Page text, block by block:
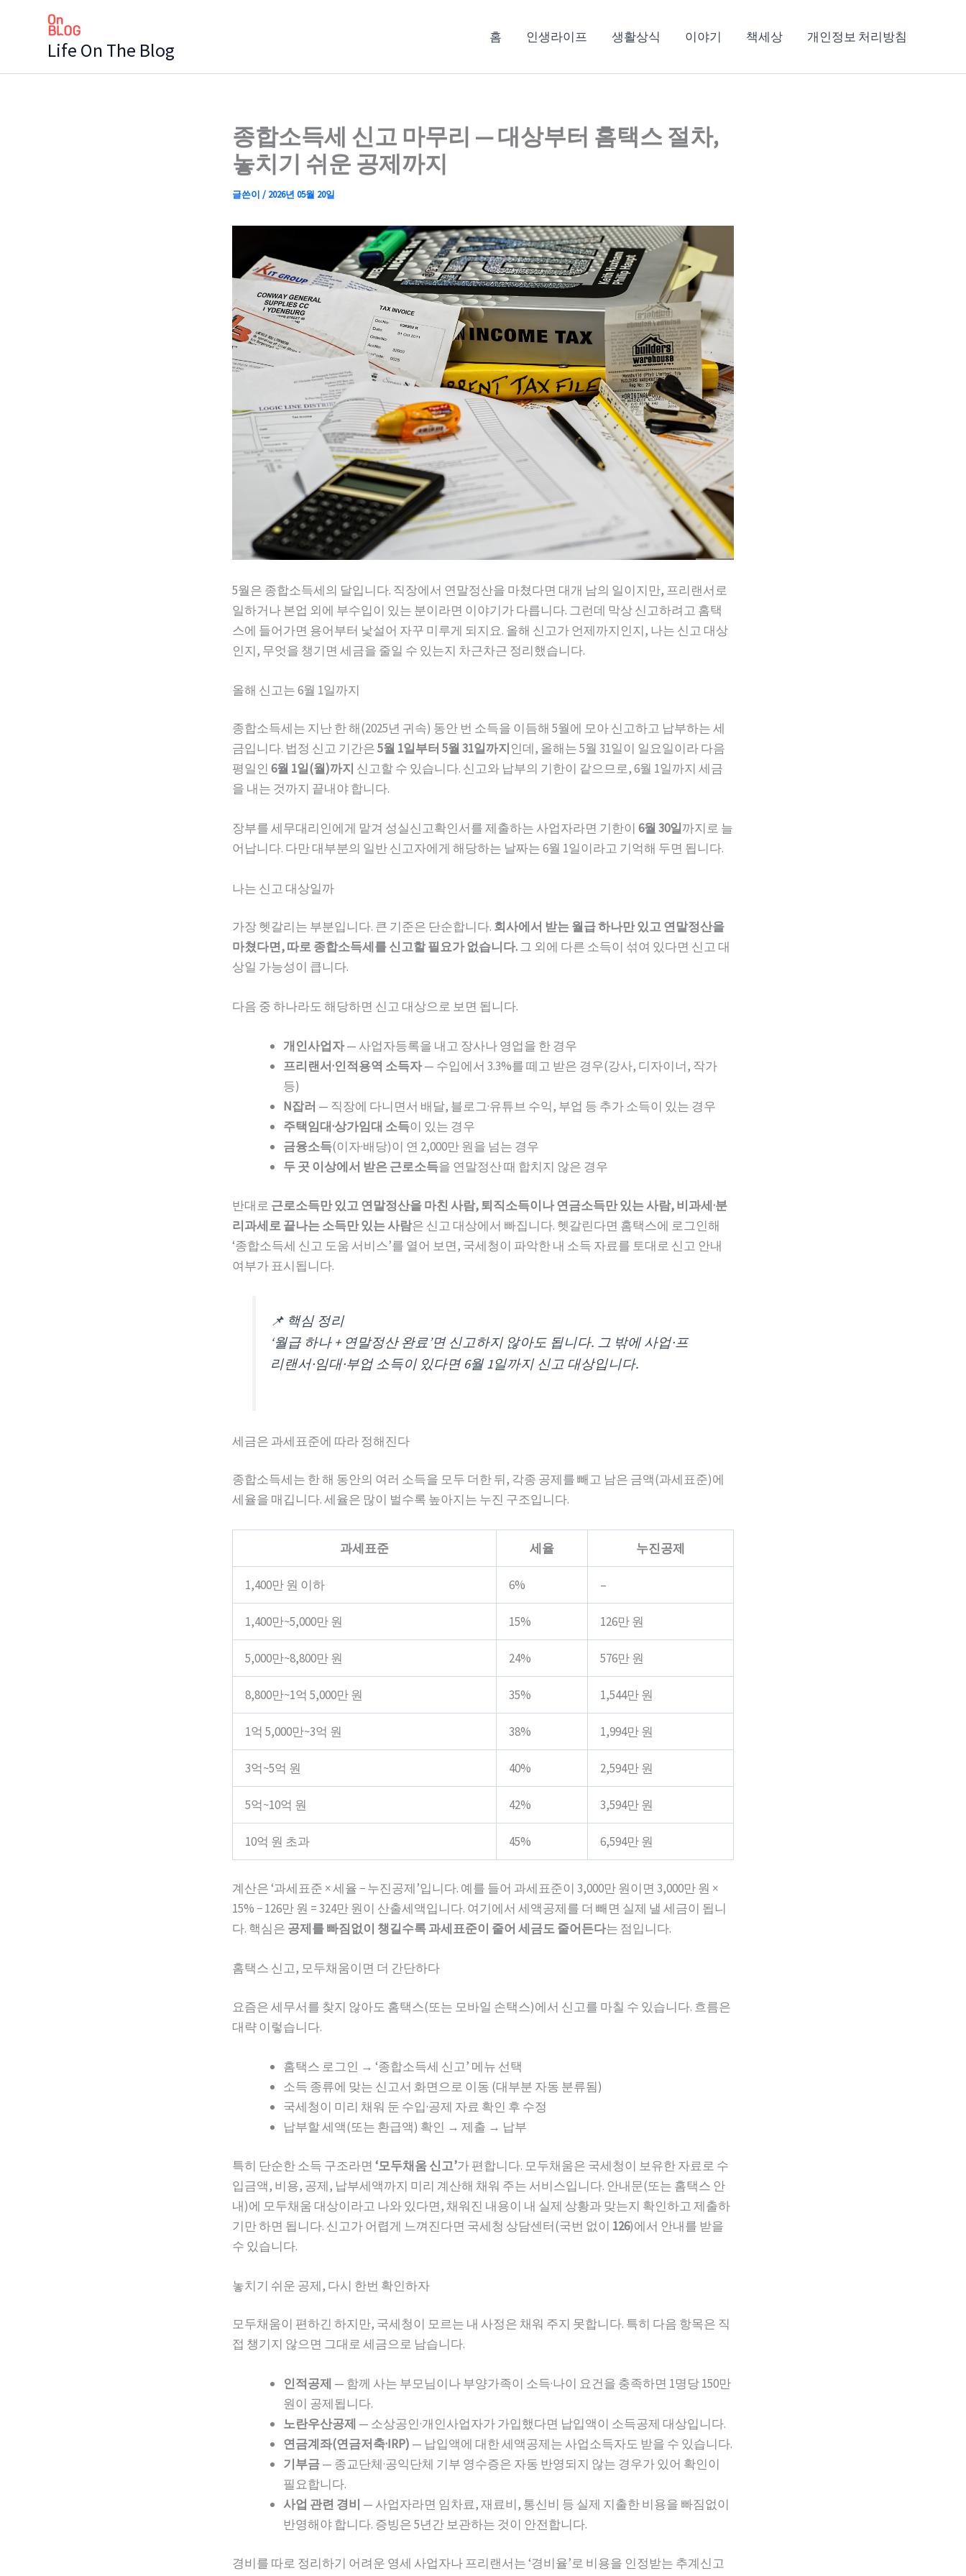
로
Life On The Blog
홈 인생라이프 생활상식 이야기 책세상 개인정보 처리방침
종합소득세 신고 마무리 — 대상부터 홈택스 절차,
놓치기 쉬운 공제까지
글쓴이 / 2026년 05월 20일
5월은 종합소득세의 달입니다. 직장에서 연말정산을 마쳤다면 대개 남의 일이지만, 프리랜서로
일하거나 본업 외에 부수입이 있는 분이라면 이야기가 다릅니다. 그런데 막상 신고하려고 홈택
스에 들어가면 용어부터 낯설어 자꾸 미루게 되지요. 올해 신고가 언제까지인지, 나는 신고 대상
인지, 무엇을 챙기면 세금을 줄일 수 있는지 차근차근 정리했습니다.
올해 신고는 6월 1일까지
종합소득세는 지난 한 해(2025년 귀속) 동안 번 소득을 이듬해 5월에 모아 신고하고 납부하는 세
금입니다. 법정 신고 기간은5월 1일부터 5월 31일까지인데, 올해는 5월 31일이 일요일이라 다음
평일인 6월 1일(월)까지 신고할 수 있습니다. 신고와 납부의 기한이 같으므로, 6월 1일까지 세금
을 내는 것까지 끝내야 합니다.
장부를 세무대리인에게 맡겨 성실신고확인서를 제출하는 사업자라면 기한이 6월 30일까지로 늘
어납니다. 다만 대부분의 일반 신고자에게 해당하는 날짜는 6월 1일이라고 기억해 두면 됩니다.
나는 신고 대상일까
가장 헷갈리는 부분입니다. 큰 기준은 단순합니다. 회사에서 받는 월급 하나만 있고 연말정산을
마쳤다면, 따로 종합소득세를 신고할 필요가 없습니다.그 외에 다른 소득이 섞여 있다면 신고 대
상일 가능성이 큽니다.
다음 중 하나라도 해당하면 신고 대상으로 보면 됩니다.
개인사업자— 사업자등록을 내고 장사나 영업을 한 경우
프리랜서·인적용역 소득자— 수입에서 3.3%를 떼고 받은 경우(강사, 디자이너, 작가
등)
N잡러 — 직장에 다니면서 배달, 블로그·유튜브 수익, 부업 등 추가 소득이 있는 경우
주택임대·상가임대 소득이 있는 경우
금융소득(이자·배당)이 연 2,000만 원을 넘는 경우
두 곳 이상에서 받은 근로소득을 연말정산 때 합치지 않은 경우
반대로 근로소득만 있고 연말정산을 마친 사람, 퇴직소득이나 연금소득만 있는 사람, 비과세·분
리과세로 끝나는 소득만 있는 사람은 신고 대상에서 빠집니다. 헷갈린다면 홈택스에 로그인해
‘종합소득세 신고 도움 서비스’를 열어 보면, 국세청이 파악한 내 소득 자료를 토대로 신고 안내
여부가 표시됩니다.
📌 핵심 정리
‘월급 하나 + 연말정산 완료’면 신고하지 않아도 됩니다. 그 밖에 사업·프
리랜서·임대·부업 소득이 있다면 6월 1일까지 신고 대상입니다.
세금은 과세표준에 따라 정해진다
종합소득세는 한 해 동안의 여러 소득을 모두 더한 뒤, 각종 공제를 빼고 남은 금액(과세표준)에
세율을 매깁니다. 세율은 많이 벌수록 높아지는 누진 구조입니다.
과세표준 세율 누진공제
1,400만 원 이하 6% –
1,400만~5,000만 원 15% 126만 원
5,000만~8,800만 원 24% 576만 원
8,800만~1억 5,000만 원 35% 1,544만 원
1억 5,000만~3억 원 38% 1,994만 원
3억~5억 원 40% 2,594만 원
5억~10억 원 42% 3,594만 원
10억 원 초과 45% 6,594만 원
계산은 ‘과세표준 × 세율 − 누진공제’입니다. 예를 들어 과세표준이 3,000만 원이면 3,000만 원 ×
15% − 126만 원 = 324만 원이 산출세액입니다. 여기에서 세액공제를 더 빼면 실제 낼 세금이 됩니
다. 핵심은 공제를 빠짐없이 챙길수록 과세표준이 줄어 세금도 줄어든다는 점입니다.
홈택스 신고, 모두채움이면 더 간단하다
요즘은 세무서를 찾지 않아도 홈택스(또는 모바일 손택스)에서 신고를 마칠 수 있습니다. 흐름은
대략 이렇습니다.
홈택스 로그인 → ‘종합소득세 신고’ 메뉴 선택
소득 종류에 맞는 신고서 화면으로 이동 (대부분 자동 분류됨)
국세청이 미리 채워 둔 수입·공제 자료 확인 후 수정
납부할 세액(또는 환급액) 확인 → 제출 → 납부
특히 단순한 소득 구조라면 ‘모두채움 신고’가 편합니다. 모두채움은 국세청이 보유한 자료로 수
입금액, 비용, 공제, 납부세액까지 미리 계산해 채워 주는 서비스입니다. 안내문(또는 홈택스 안
내)에 모두채움 대상이라고 나와 있다면, 채워진 내용이 내 실제 상황과 맞는지 확인하고 제출하
기만 하면 됩니다. 신고가 어렵게 느껴진다면 국세청 상담센터(국번 없이 126)에서 안내를 받을
수 있습니다.
놓치기 쉬운 공제, 다시 한번 확인하자
모두채움이 편하긴 하지만, 국세청이 모르는 내 사정은 채워 주지 못합니다. 특히 다음 항목은 직
접 챙기지 않으면 그대로 세금으로 남습니다.
인적공제 — 함께 사는 부모님이나 부양가족이 소득·나이 요건을 충족하면 1명당 150만
원이 공제됩니다.
노란우산공제 — 소상공인·개인사업자가 가입했다면 납입액이 소득공제 대상입니다.
연금계좌(연금저축·IRP) — 납입액에 대한 세액공제는 사업소득자도 받을 수 있습니다.
기부금— 종교단체·공익단체 기부 영수증은 자동 반영되지 않는 경우가 있어 확인이
필요합니다.
사업 관련 경비 — 사업자라면 임차료, 재료비, 통신비 등 실제 지출한 비용을 빠짐없이
반영해야 합니다. 증빙은 5년간 보관하는 것이 안전합니다.
경비를 따로 정리하기 어려운 영세 사업자나 프리랜서는 ‘경비율’로 비용을 인정받는 추계신고